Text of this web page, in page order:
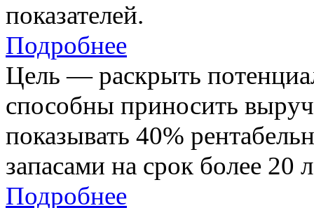
показателей.
Подробнее
Цель — раскрыть
способны приносить
показывать 40%
запасами на срок более 20
Подробнее